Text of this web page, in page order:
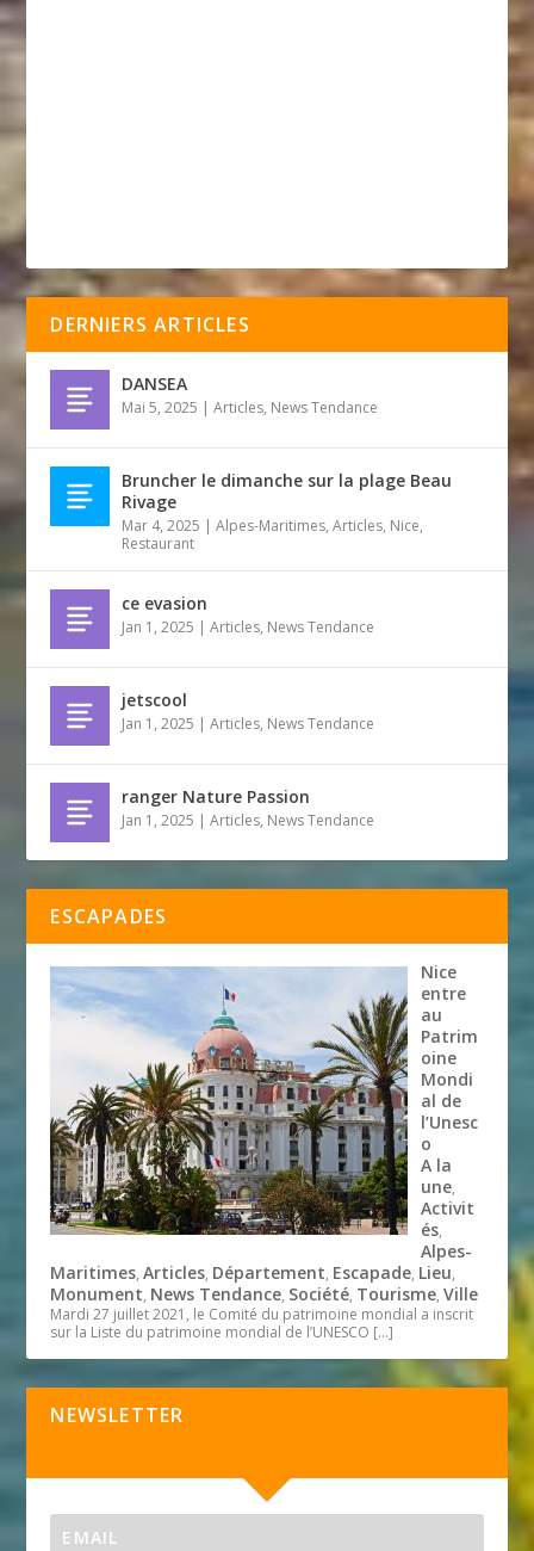
DERNIERS ARTICLES
DANSEA
Mai 5, 2025 |Articles, News Tendance
Bruncher le dimanche sur la plage Beau
Rivage
Mar 4, 2025 |Alpes-Maritimes,Articles, Nice,
Restaurant
ce evasion
Jan 1, 2025 |Articles, News Tendance
jetscool
Jan 1, 2025 |Articles, News Tendance
ranger Nature Passion
Jan 1, 2025 |Articles, News Tendance
ESCAPADES
Nice
entre
au
Patrim
oine
Mondi
al de
l’Unesc
o
A la
une,
Activit
és,
Alpes-
Maritimes,Articles, Département, Escapade, Lieu,
Monument, News Tendance, Société, Tourisme,Ville
Mardi 27 juillet 2021, le Comité du patrimoine mondial a inscrit
sur la Liste du patrimoine mondial de l’UNESCO […]
NEWSLETTER